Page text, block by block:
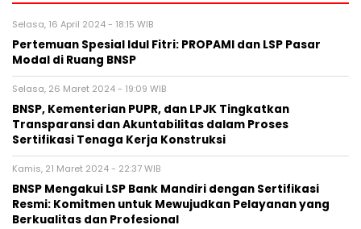
Selasa, 16 April 2024 - 18:15 WIB
Pertemuan Spesial Idul Fitri: PROPAMI dan LSP Pasar
Modal di Ruang BNSP
Selasa, 26 Maret 2024 - 19:09 WIB
BNSP, Kementerian PUPR, dan LPJK Tingkatkan
Transparansi dan Akuntabilitas dalam Proses
Sertifikasi Tenaga Kerja Konstruksi
Kamis, 21 Maret 2024 - 22:37 WIB
BNSP Mengakui LSP Bank Mandiri dengan Sertifikasi
Resmi: Komitmen untuk Mewujudkan Pelayanan yang
Berkualitas dan Profesional